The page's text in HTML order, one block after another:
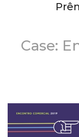
Case: